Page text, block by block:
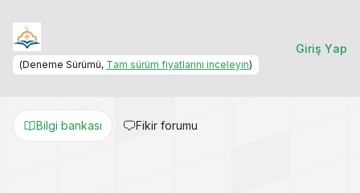
(Deneme Sürümü, Tam sürüm fiyatlarını inceleyin)
Giriş Yap
Bilgi bankası Fikir forumu